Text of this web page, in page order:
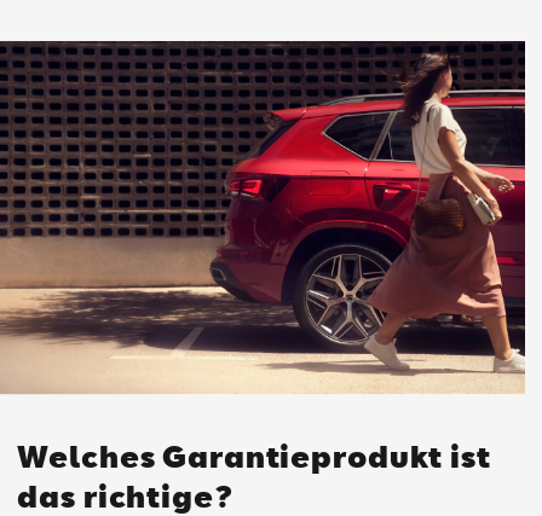
Welches Garantieprodukt ist
das richtige?